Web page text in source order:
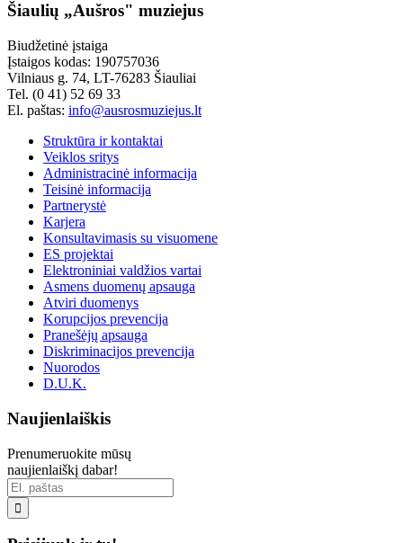
Šiaulių „Aušros" muziejus
Biudžetinė įstaiga
Įstaigos kodas: 190757036
Vilniaus g. 74, LT-76283 Šiauliai
Tel. (0 41) 52 69 33
El. paštas: info@ausrosmuziejus.lt
Struktūra ir kontaktai
Veiklos sritys
Administracinė informacija
Teisinė informacija
Partnerystė
Karjera
Konsultavimasis su visuomene
ES projektai
Elektroniniai valdžios vartai
Asmens duomenų apsauga
Atviri duomenys
Korupcijos prevencija
Pranešėjų apsauga
Diskriminacijos prevencija
Nuorodos
D.U.K.
Naujienlaiškis
Prenumeruokite mūsų
naujienlaiškį dabar!
